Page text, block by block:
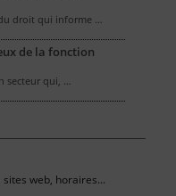
droit qui informe …
de la fonction
secteur qui, …
web, horaires...